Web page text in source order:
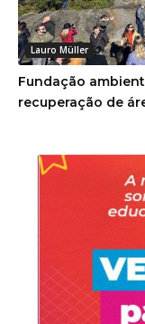
Lauro Müller
Fundação
recuperação de